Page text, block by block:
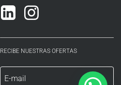
Linkedin
Instagram
RECIBE NUESTRAS OFERTAS